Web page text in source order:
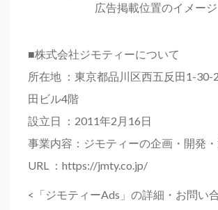
広告掲載位置のイメージ
■株式会社ジモティーについて
所在地 ：東京都品川区西五反田1-30-
田ビル4階
設立日 ：2011年2月16日
事業内容：ジモティーの企画・開発
URL ：https://jmty.co.jp/
<「ジモティーAds」の詳細・お問い